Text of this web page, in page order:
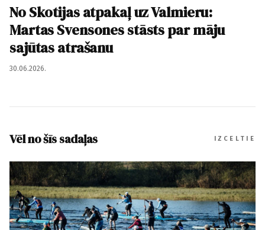
No Skotijas atpakaļ uz Valmieru:
Martas Svensones stāsts par māju
sajūtas atrašanu
30.06.2026.
Vēl no šīs sadaļas IZCELTIE